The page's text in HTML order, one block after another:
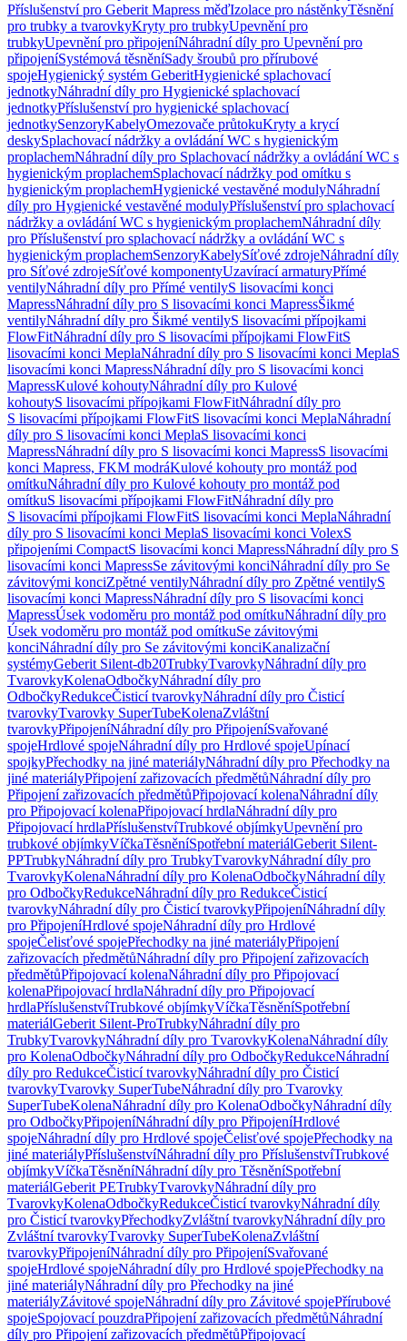
Příslušenství pro Geberit Mapress měďIzolace pro nástěnkyTěsnění
pro trubky a tvarovkyKryty pro trubkyUpevnění pro
trubkyUpevnění pro připojeníNáhradní díly pro Upevnění pro
připojeníSystémová těsněníSady šroubů pro přírubové
spojeHygienický systém GeberitHygienické splachovací
jednotkyNáhradní díly pro Hygienické splachovací
jednotkyPříslušenství pro hygienické splachovací
jednotkySenzoryKabelyOmezovače průtokuKryty a krycí
deskySplachovací nádržky a ovládání WC s hygienickým
proplachemNáhradní díly pro Splachovací nádržky a ovládání WC s
hygienickým proplachemSplachovací nádržky pod omítku s
hygienickým proplachemHygienické vestavěné modulyNáhradní
díly pro Hygienické vestavěné modulyPříslušenství pro splachovací
nádržky a ovládání WC s hygienickým proplachemNáhradní díly
pro Příslušenství pro splachovací nádržky a ovládání WC s
hygienickým proplachemSenzoryKabelySíťové zdrojeNáhradní díly
pro Síťové zdrojeSíťové komponentyUzavírací armaturyPřímé
ventilyNáhradní díly pro Přímé ventilyS lisovacími konci
MapressNáhradní díly pro S lisovacími konci MapressŠikmé
ventilyNáhradní díly pro Šikmé ventilyS lisovacími přípojkami
FlowFitNáhradní díly pro S lisovacími přípojkami FlowFitS
lisovacími konci MeplaNáhradní díly pro S lisovacími konci MeplaS
lisovacími konci MapressNáhradní díly pro S lisovacími konci
MapressKulové kohoutyNáhradní díly pro Kulové
kohoutyS lisovacími přípojkami FlowFitNáhradní díly pro
S lisovacími přípojkami FlowFitS lisovacími konci MeplaNáhradní
díly pro S lisovacími konci MeplaS lisovacími konci
MapressNáhradní díly pro S lisovacími konci MapressS lisovacími
konci Mapress, FKM modráKulové kohouty pro montáž pod
omítkuNáhradní díly pro Kulové kohouty pro montáž pod
omítkuS lisovacími přípojkami FlowFitNáhradní díly pro
S lisovacími přípojkami FlowFitS lisovacími konci MeplaNáhradní
díly pro S lisovacími konci MeplaS lisovacími konci VolexS
připojeními CompactS lisovacími konci MapressNáhradní díly pro S
lisovacími konci MapressSe závitovými konciNáhradní díly pro Se
závitovými konciZpětné ventilyNáhradní díly pro Zpětné ventilyS
lisovacími konci MapressNáhradní díly pro S lisovacími konci
MapressÚsek vodoměru pro montáž pod omítkuNáhradní díly pro
Úsek vodoměru pro montáž pod omítkuSe závitovými
konciNáhradní díly pro Se závitovými konciKanalizační
systémyGeberit Silent-db20TrubkyTvarovkyNáhradní díly pro
TvarovkyKolenaOdbočkyNáhradní díly pro
OdbočkyRedukceČisticí tvarovkyNáhradní díly pro Čisticí
tvarovkyTvarovky SuperTubeKolenaZvláštní
tvarovkyPřipojeníNáhradní díly pro PřipojeníSvařované
spojeHrdlové spojeNáhradní díly pro Hrdlové spojeUpínací
spojkyPřechodky na jiné materiályNáhradní díly pro Přechodky na
jiné materiályPřipojení zařizovacích předmětůNáhradní díly pro
Připojení zařizovacích předmětůPřipojovací kolenaNáhradní díly
pro Připojovací kolenaPřipojovací hrdlaNáhradní díly pro
Připojovací hrdlaPříslušenstvíTrubkové objímkyUpevnění pro
trubkové objímkyVíčkaTěsněníSpotřební materiálGeberit Silent-
PPTrubkyNáhradní díly pro TrubkyTvarovkyNáhradní díly pro
TvarovkyKolenaNáhradní díly pro KolenaOdbočkyNáhradní díly
pro OdbočkyRedukceNáhradní díly pro RedukceČisticí
tvarovkyNáhradní díly pro Čisticí tvarovkyPřipojeníNáhradní díly
pro PřipojeníHrdlové spojeNáhradní díly pro Hrdlové
spojeČelisťové spojePřechodky na jiné materiályPřipojení
zařizovacích předmětůNáhradní díly pro Připojení zařizovacích
předmětůPřipojovací kolenaNáhradní díly pro Připojovací
kolenaPřipojovací hrdlaNáhradní díly pro Připojovací
hrdlaPříslušenstvíTrubkové objímkyVíčkaTěsněníSpotřební
materiálGeberit Silent-ProTrubkyNáhradní díly pro
TrubkyTvarovkyNáhradní díly pro TvarovkyKolenaNáhradní díly
pro KolenaOdbočkyNáhradní díly pro OdbočkyRedukceNáhradní
díly pro RedukceČisticí tvarovkyNáhradní díly pro Čisticí
tvarovkyTvarovky SuperTubeNáhradní díly pro Tvarovky
SuperTubeKolenaNáhradní díly pro KolenaOdbočkyNáhradní díly
pro OdbočkyPřipojeníNáhradní díly pro PřipojeníHrdlové
spojeNáhradní díly pro Hrdlové spojeČelisťové spojePřechodky na
jiné materiályPříslušenstvíNáhradní díly pro PříslušenstvíTrubkové
objímkyVíčkaTěsněníNáhradní díly pro TěsněníSpotřební
materiálGeberit PETrubkyTvarovkyNáhradní díly pro
TvarovkyKolenaOdbočkyRedukceČisticí tvarovkyNáhradní díly
pro Čisticí tvarovkyPřechodkyZvláštní tvarovkyNáhradní díly pro
Zvláštní tvarovkyTvarovky SuperTubeKolenaZvláštní
tvarovkyPřipojeníNáhradní díly pro PřipojeníSvařované
spojeHrdlové spojeNáhradní díly pro Hrdlové spojePřechodky na
jiné materiályNáhradní díly pro Přechodky na jiné
materiályZávitové spojeNáhradní díly pro Závitové spojePřírubové
spojeSpojovací pouzdraPřipojení zařizovacích předmětůNáhradní
díly pro Připojení zařizovacích předmětůPřipojovací